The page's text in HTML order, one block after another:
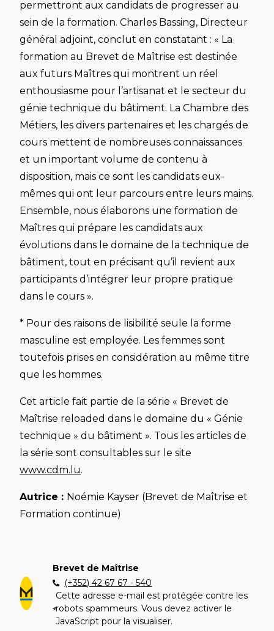
permettront aux candidats de progresser au
sein de la formation. Charles Bassing, Directeur
général adjoint, conclut en constatant : « La
formation au Brevet de Maîtrise est destinée
aux futurs Maîtres qui montrent un réel
enthousiasme pour l’artisanat et le secteur du
génie technique du bâtiment. La Chambre des
Métiers, les divers partenaires et les chargés de
cours mettent de nombreuses connaissances
et un important volume de contenu à
disposition, mais ce sont les candidats eux-
mêmes qui ont leur parcours entre leurs mains.
Ensemble, nous élaborons une formation de
Maîtres qui prépare les candidats aux
évolutions dans le domaine de la technique de
bâtiment, tout en précisant qu’il revient aux
participants d’intégrer leur propre pratique
dans le cours ».
* Pour des raisons de lisibilité seule la forme
masculine est employée. Les femmes sont
toutefois prises en considération au même titre
que les hommes.
Cet article fait partie de la série « Brevet de
Maîtrise reloaded dans le domaine du « Génie
technique » du bâtiment ». Tous les articles de
la série sont consultables sur le site
www.cdm.lu.
Autrice : Noémie Kayser (Brevet de Maîtrise et
Formation continue)
Brevet de Maîtrise
(+352) 42 67 67 - 540
Cette adresse e-mail est protégée contre les
robots spammeurs. Vous devez activer le
JavaScript pour la visualiser.